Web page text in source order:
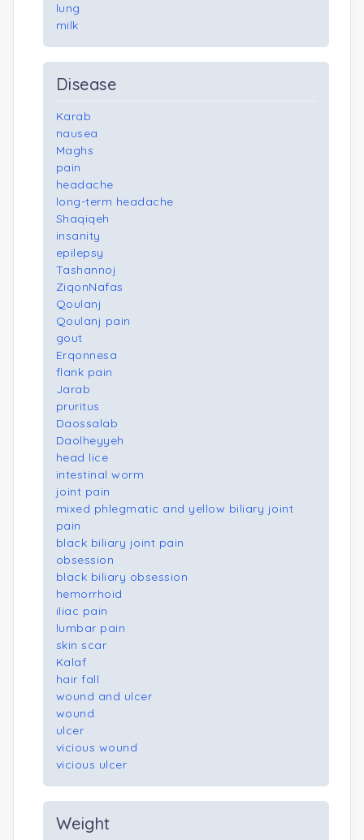
lung
milk
Disease
Karab
nausea
Maghs
pain
headache
long-term headache
Shaqiqeh
insanity
epilepsy
Tashannoj
ZiqonNafas
Qoulanj
Qoulanj pain
gout
Erqonnesa
flank pain
Jarab
pruritus
Daossalab
Daolheyyeh
head lice
intestinal worm
joint pain
mixed phlegmatic and yellow biliary joint
pain
black biliary joint pain
obsession
black biliary obsession
hemorrhoid
iliac pain
lumbar pain
skin scar
Kalaf
hair fall
wound and ulcer
wound
ulcer
vicious wound
vicious ulcer
Weight